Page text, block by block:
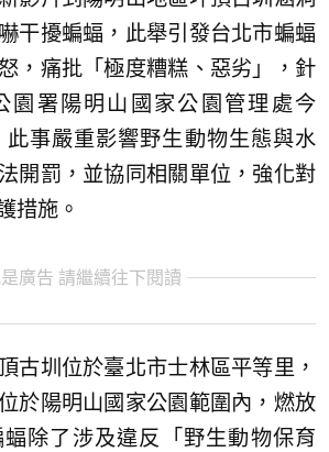
干擾蝙蝠，此舉引發台北市蝙蝠
，痛批「極度糟糕、惡劣」，針
園署陽明山國家公園管理處今
此事嚴重影響野生動物生態與水
開罰，並協同相關單位，強化對
措施。
廣告 請繼續往下閱讀
古圳位於臺北市士林區平等里，
於陽明山國家公園範圍內，燃放
除了涉及違反「野生動物保育